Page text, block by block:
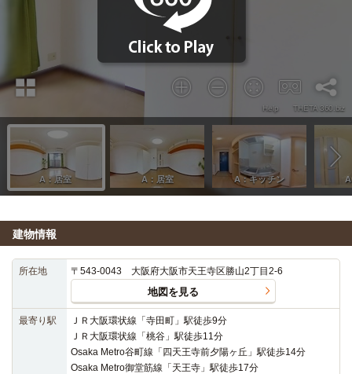
建物情報
所在地 〒543-0043 大阪府大阪市天王寺区勝山2丁目2-6
地図を見る
最寄り駅
ＪＲ大阪環状線「寺田町」駅徒歩9分
ＪＲ大阪環状線「桃谷」駅徒歩11分
Osaka Metro谷町線「四天王寺前夕陽ヶ丘」駅徒歩14分
Osaka Metro御堂筋線「天王寺」駅徒歩17分